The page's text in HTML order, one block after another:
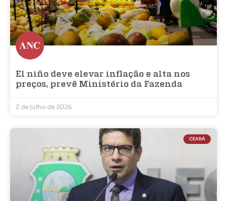
El niño deve elevar inflação e alta nos
preços, prevê Ministério da Fazenda
2 de julho de 2026
CEARÁ